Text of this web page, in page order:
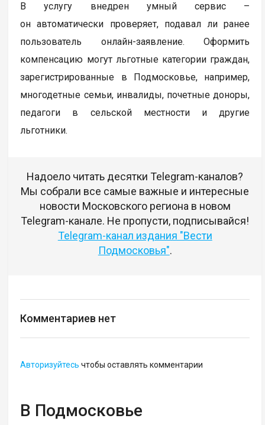
В услугу внедрен умный сервис –
он автоматически проверяет, подавал ли ранее
пользователь онлайн-заявление. Оформить
компенсацию могут льготные категории граждан,
зарегистрированные в Подмосковье, например,
многодетные семьи, инвалиды, почетные доноры,
педагоги в сельской местности и другие
льготники.
Надоело читать десятки Telegram-каналов?
Мы собрали все самые важные и интересные
новости Московского региона в новом
Telegram-канале. Не пропусти, подписывайся!
Telegram-канал издания "Вести
Подмосковья".
Комментариев нет
Авторизуйтесь чтобы оставлять комментарии
В Подмосковье